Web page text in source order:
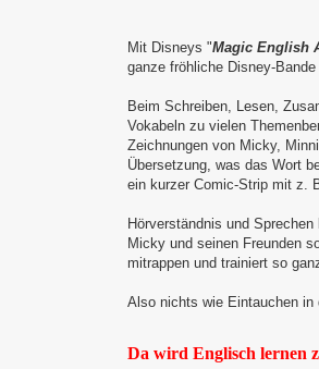
Mit Disneys "Magic English
ganze fröhliche Disney-
Beim Schreiben, Lesen,
Vokabeln zu vielen
Zeichnungen von Micky,
Übersetzung, was das Wort
ein kurzer Comic-Strip mit z.
Hörverständnis und
Micky und seinen Freunden
mitrappen und trainiert so
Also nichts wie Eintauchen
Da wird Englisch lernen